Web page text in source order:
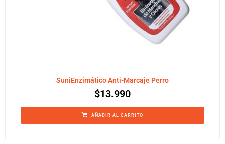
SuniEnzimático Anti-Marcaje Perro
$13.990
AÑADIR AL CARRITO